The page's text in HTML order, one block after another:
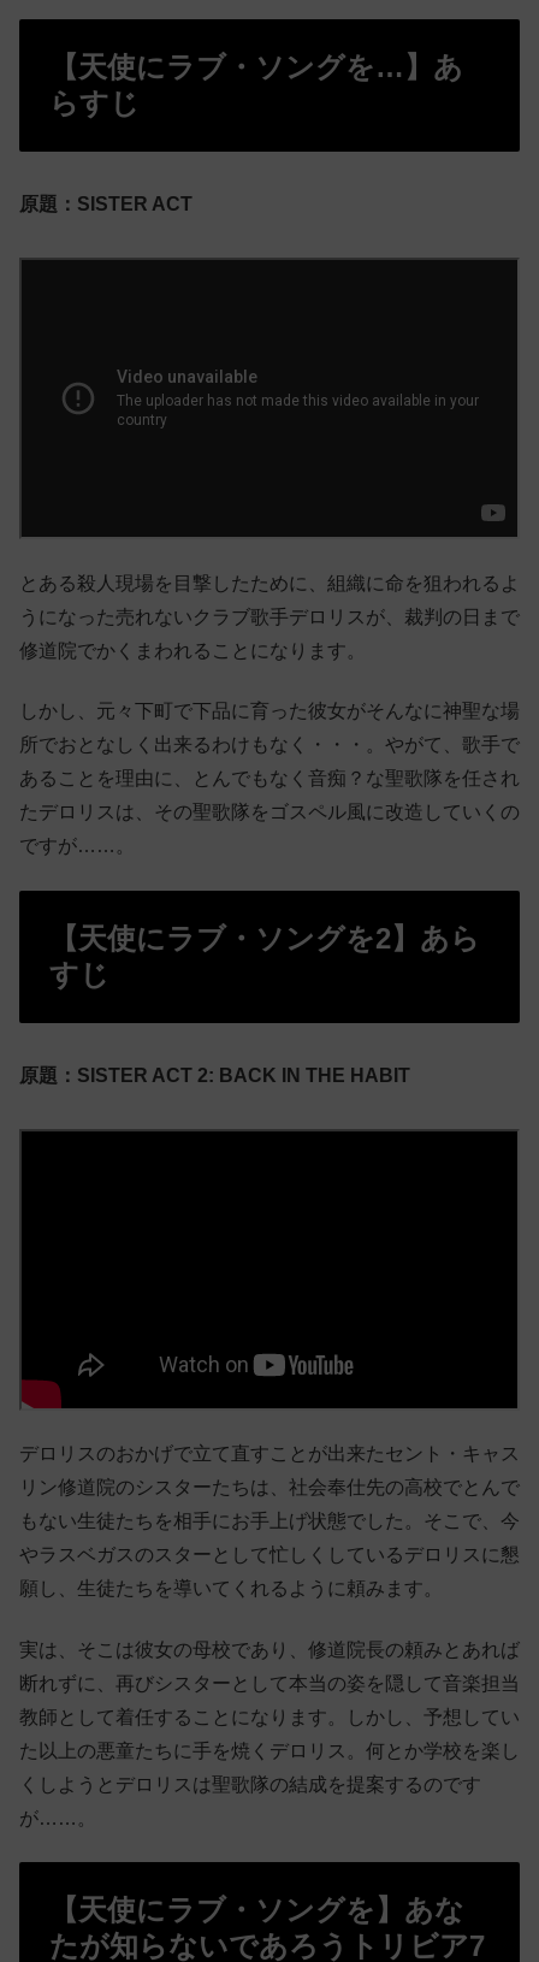
【天使にラブ・ソングを…】あ
らすじ
原題： SISTER ACT
とある殺人現場を目撃したために、組織に命を狙われるよ
うになった売れないクラブ歌手デロリスが、裁判の日まで
修道院でかくまわれることになります。
しかし、元々下町で下品に育った彼女がそんなに神聖な場
所でおとなしく出来るわけもなく・・・。やがて、歌手で
あることを理由に、とんでもなく音痴？な聖歌隊を任され
たデロリスは、その聖歌隊をゴスペル風に改造していくの
ですが……。
【天使にラブ・ソングを2】あら
すじ
原題： SISTER ACT 2: BACK IN THE HABIT
デロリスのおかげで立て直すことが出来たセント・キャス
リン修道院のシスターたちは、社会奉仕先の高校でとんで
もない生徒たちを相手にお手上げ状態でした。そこで、今
やラスベガスのスターとして忙しくしているデロリスに懇
願し、生徒たちを導いてくれるように頼みます。
実は、そこは彼女の母校であり、修道院長の頼みとあれば
断れずに、再びシスターとして本当の姿を隠して音楽担当
教師として着任することになります。しかし、予想してい
た以上の悪童たちに手を焼くデロリス。何とか学校を楽し
くしようとデロリスは聖歌隊の結成を提案するのです
が……。
【天使にラブ・ソングを】あな
たが知らないであろうトリビア7